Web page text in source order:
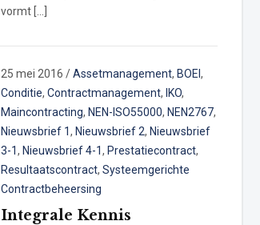
vormt […]
25 mei 2016 /Assetmanagement, BOEI ,
Conditie, Contractmanagement, IKO,
Maincontracting, NEN-ISO55000, NEN2767,
Nieuwsbrief 1, Nieuwsbrief 2, Nieuwsbrief
3-1, Nieuwsbrief 4-1, Prestatiecontract,
Resultaatscontract, Systeemgerichte
Contractbeheersing
Integrale Kennis